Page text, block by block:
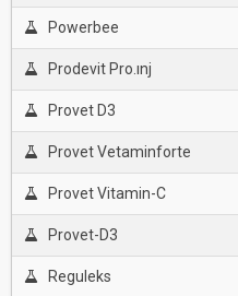
Powerbee
Prodevit Pro.ınj
Provet D3
Provet Vetaminforte
Provet Vitamin-C
Provet-D3
Reguleks